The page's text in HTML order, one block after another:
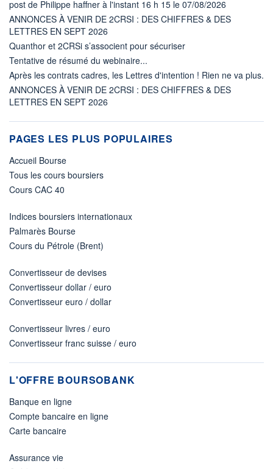
post de Philippe haffner à l'instant 16 h 15 le 07/08/2026
ANNONCES À VENIR DE 2CRSI : DES CHIFFRES & DES
LETTRES EN SEPT 2026
Quanthor et 2CRSi s’associent pour sécuriser
Tentative de résumé du webinaire...
Après les contrats cadres, les Lettres d'intention ! Rien ne va plus.
ANNONCES À VENIR DE 2CRSI : DES CHIFFRES & DES
LETTRES EN SEPT 2026
PAGES LES PLUS POPULAIRES
Accueil Bourse
Tous les cours boursiers
Cours CAC 40
Indices boursiers internationaux
Palmarès Bourse
Cours du Pétrole (Brent)
Convertisseur de devises
Convertisseur dollar / euro
Convertisseur euro / dollar
Convertisseur livres / euro
Convertisseur franc suisse / euro
L'OFFRE BOURSOBANK
Banque en ligne
Compte bancaire en ligne
Carte bancaire
Assurance vie